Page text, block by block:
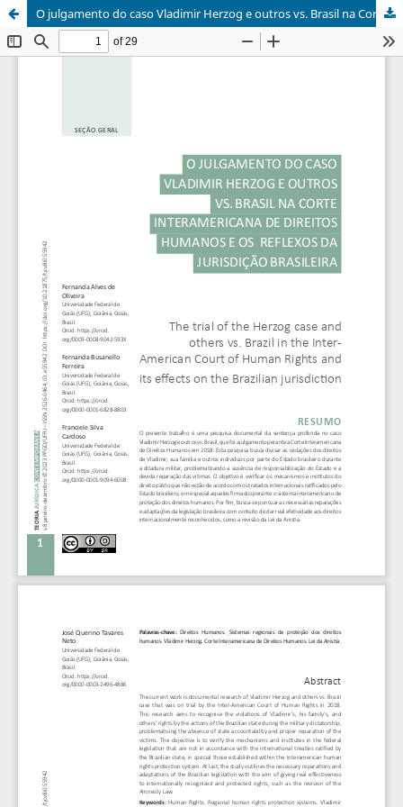
O julgamento do caso Vladimir Herzog e outros vs. Brasil na Corte Interamericana de Direitos Humanos e os reflexos na jurisdição brasileira